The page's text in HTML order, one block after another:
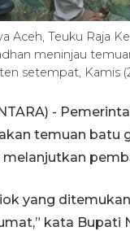
Aceh, Teuku Raja
meninjau
setempat, Kamis
-
temuan batu
yang
kata Bupati